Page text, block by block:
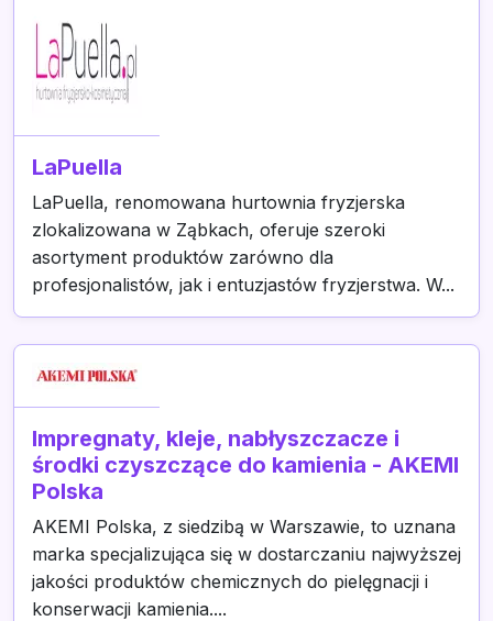
LaPuella
LaPuella, renomowana hurtownia fryzjerska
zlokalizowana w Ząbkach, oferuje szeroki
asortyment produktów zarówno dla
profesjonalistów, jak i entuzjastów fryzjerstwa. W...
Impregnaty, kleje, nabłyszczacze i
środki czyszczące do kamienia - AKEMI
Polska
AKEMI Polska, z siedzibą w Warszawie, to uznana
marka specjalizująca się w dostarczaniu najwyższej
jakości produktów chemicznych do pielęgnacji i
konserwacji kamienia....